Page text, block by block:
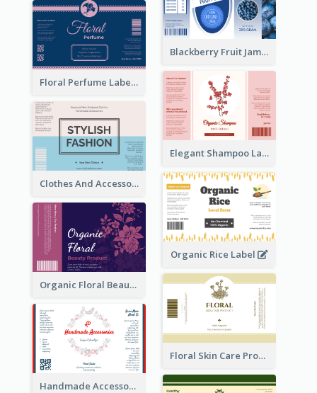
Blackberry Fruit Jam Label
Floral Perfume Label
Elegant Shampoo Label
Clothes And Accessories Label
Organic Rice Label
Organic Floral Beauty Product Label
Floral Skin Care Product Label
Handmade Accessories Label